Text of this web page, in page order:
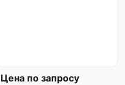
Цена по запросу